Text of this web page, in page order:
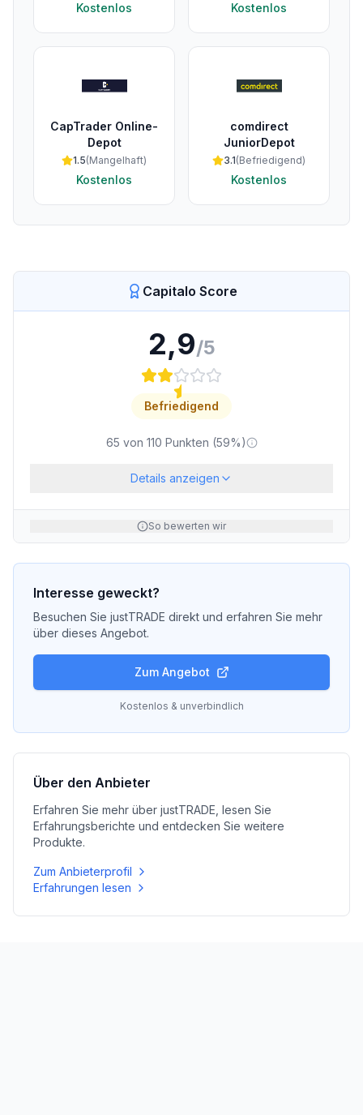
Kostenlos Kostenlos
CapTrader Online-
Depot
1.5(Mangelhaft)
Kostenlos
comdirect
JuniorDepot
3.1(Befriedigend)
Kostenlos
Capitalo Score
2,9/5
Befriedigend
65 von 110 Punkten (59%)
Details anzeigen
So bewerten wir
Interesse geweckt?
Besuchen Sie justTRADE direkt und erfahren Sie mehr
über dieses Angebot.
Zum Angebot
Kostenlos & unverbindlich
Über den Anbieter
Erfahren Sie mehr über justTRADE , lesen Sie
Erfahrungsberichte und entdecken Sie weitere
Produkte.
Zum Anbieterprofil
Erfahrungen lesen